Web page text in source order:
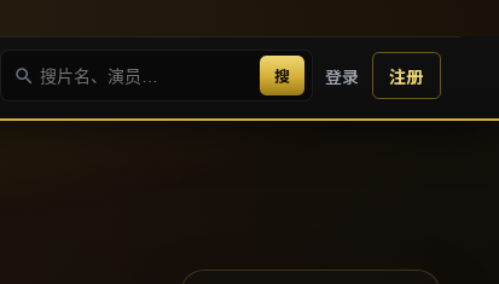
搜 登录 注册